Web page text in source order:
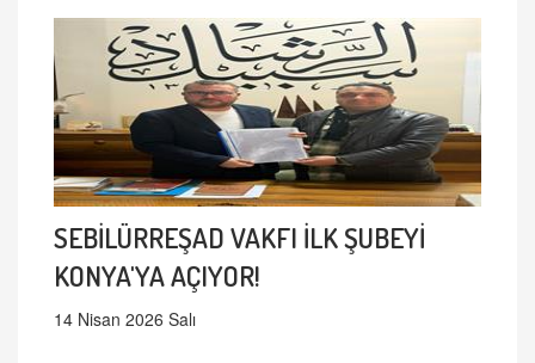
SEBİLÜRREŞAD VAKFI İLK ŞUBEYİ
KONYA'YA AÇIYOR!
14 Nisan 2026 Salı